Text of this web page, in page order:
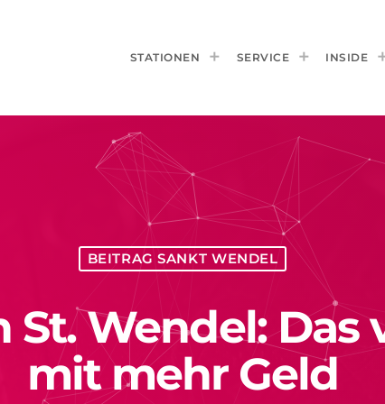
STATIONEN SERVICE INSIDE
BEITRAG SANKT WENDEL
Wendel: Das
mit mehr Geld